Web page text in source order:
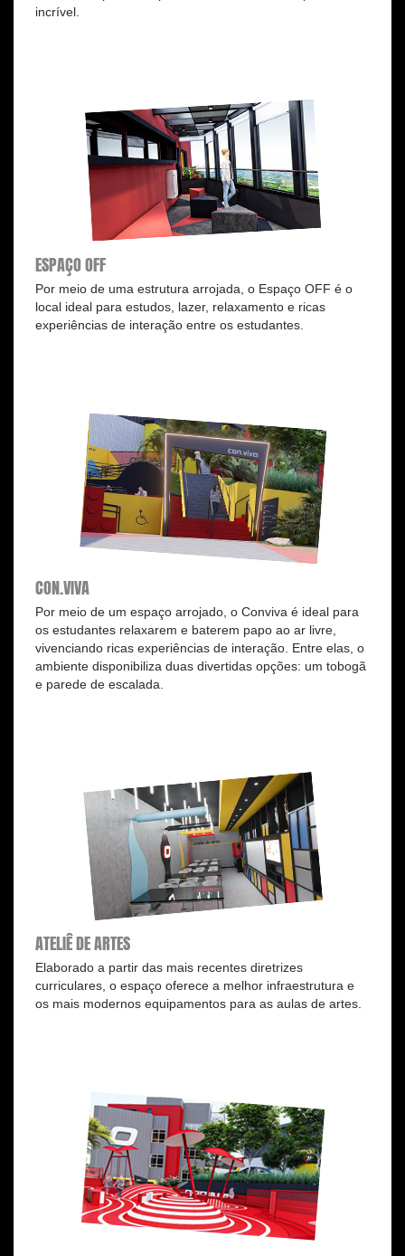
incrível.
ESPAÇO OFF
Por meio de uma estrutura arrojada, o Espaço OFF é o
local ideal para estudos, lazer, relaxamento e ricas
experiências de interação entre os estudantes.
CON.VIVA
Por meio de um espaço arrojado, o Conviva é ideal para
os estudantes relaxarem e baterem papo ao ar livre,
vivenciando ricas experiências de interação. Entre elas, o
ambiente disponibiliza duas divertidas opções: um tobogã
e parede de escalada.
ATELIÊ DE ARTES
Elaborado a partir das mais recentes diretrizes
curriculares, o espaço oferece a melhor infraestrutura e
os mais modernos equipamentos para as aulas de artes.